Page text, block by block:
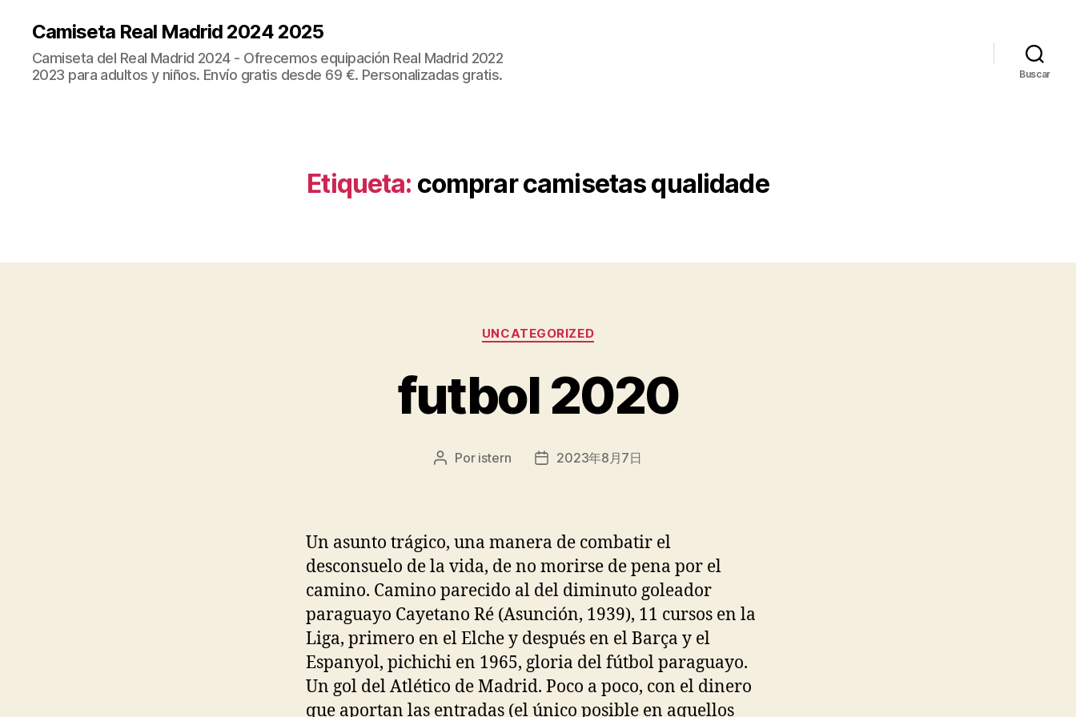
Camiseta Real Madrid 2024 2025
Camiseta del Real Madrid 2024 - Ofrecemos equipación Real Madrid 2022
2023 para adultos y niños. Envío gratis desde 69 €. Personalizadas gratis.
Buscar
Etiqueta: comprar camisetas qualidade
Categorías
UNCATEGORIZED
futbol 2020
Autor
Por istern
Fecha2023年8月7日
Un asunto trágico, una manera de combatir el
desconsuelo de la vida, de no morirse de pena por el
camino. Camino parecido al del diminuto goleador
paraguayo Cayetano Ré (Asunción, 1939), 11 cursos en la
Liga, primero en el Elche y después en el Barça y el
Espanyol, pichichi en 1965, gloria del fútbol paraguayo.
Un gol del Atlético de Madrid. Poco a poco, con el dinero
que aportan las entradas (el único posible en aquellos